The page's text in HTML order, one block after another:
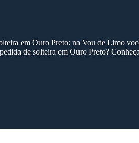
em Ouro Preto: na Vou de Limo
de solteira em Ouro Preto?